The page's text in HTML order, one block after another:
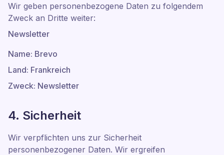
Wir geben personenbezogene Daten zu folgendem
Zweck an Dritte weiter:
Newsletter
Name: Brevo
Land: Frankreich
Zweck: Newsletter
4. Sicherheit
Wir verpflichten uns zur Sicherheit
personenbezogener Daten. Wir ergreifen